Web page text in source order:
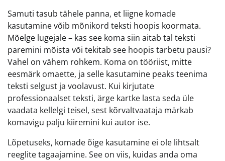
Samuti tasub tähele panna, et liigne komade
kasutamine võib mõnikord teksti hoopis koormata.
Mõelge lugejale – kas see koma siin aitab tal teksti
paremini mõista või tekitab see hoopis tarbetu pausi?
Vahel on vähem rohkem. Koma on tööriist, mitte
eesmärk omaette, ja selle kasutamine peaks teenima
teksti selgust ja voolavust. Kui kirjutate
professionaalset teksti, ärge kartke lasta seda üle
vaadata kellelgi teisel, sest kõrvaltvaataja märkab
komavigu palju kiiremini kui autor ise.
Lõpetuseks, komade õige kasutamine ei ole lihtsalt
reeglite tagaajamine. See on viis, kuidas anda oma